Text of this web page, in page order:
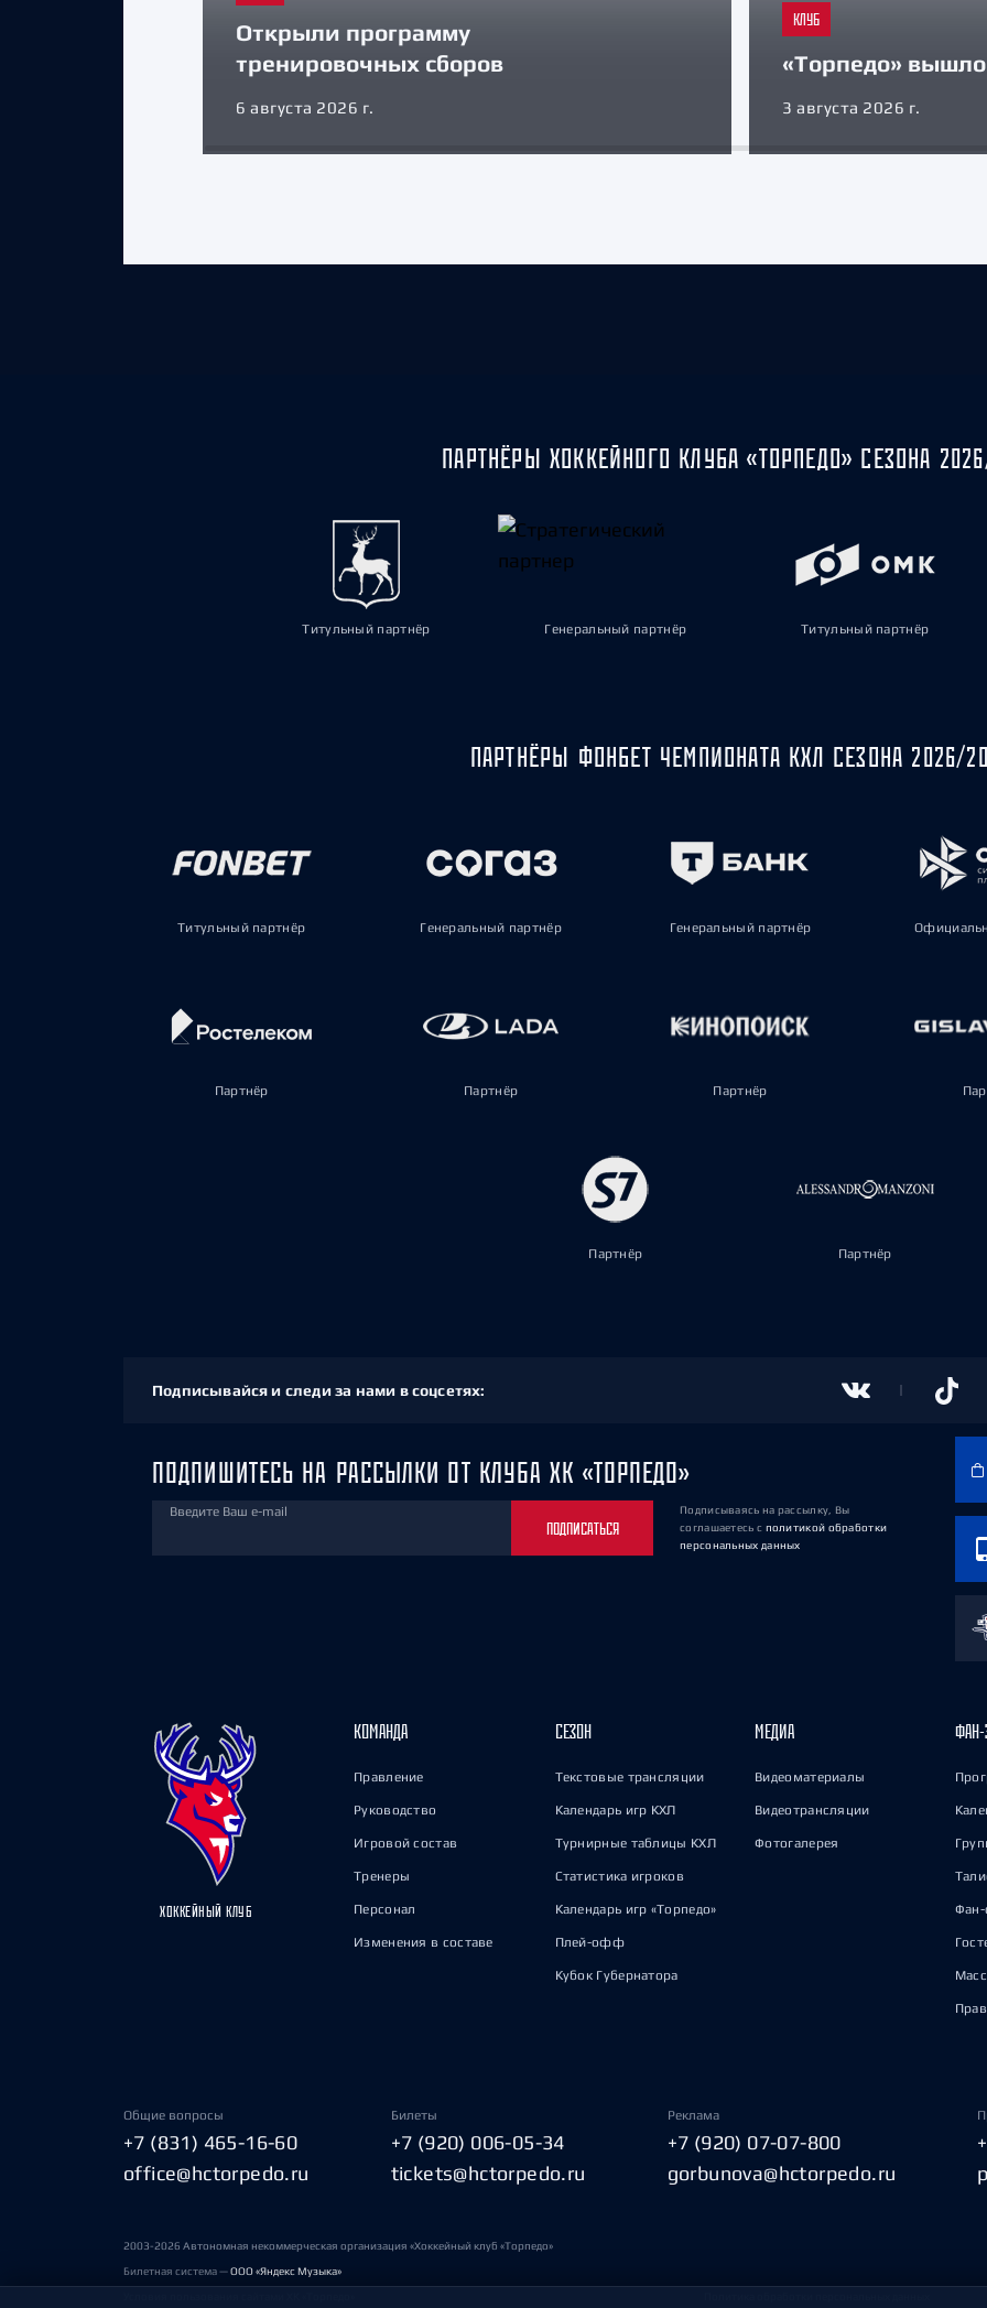
Открыли программу
тренировочных сборов
6 августа 2026 г.
КЛУБ
«Торпедо» вышло
3 августа 2026 г.
ПАРТНЁРЫ ХОККЕЙНОГО КЛУБА «ТОРПЕДО» СЕЗОНА
Титульный партнёр Генеральный партнёр Титульный партнёр
ПАРТНЁРЫ ФОНБЕТ ЧЕМПИОНАТА КХЛ СЕЗОНА 2026/
Титульный партнёр Генеральный партнёр Генеральный партнёр
Партнёр Партнёр Партнёр
Партнёр Партнёр
Подписывайся и следи за нами в соцсетях:
ПОДПИШИТЕСЬ НА РАССЫЛКИ ОТ КЛУБА ХК «ТОРПЕДО»
Введите Ваш e-mail
ПОДПИСАТЬСЯ
Подписываясь на рассылку, Вы
соглашаетесь с политикой обработки
персональных данных
ХОККЕЙНЫЙ КЛУБ
КОМАНДА
Правление
Руководство
Игровой состав
Тренеры
Персонал
Изменения в составе
СЕЗОН
Текстовые трансляции
Календарь игр КХЛ
Турнирные таблицы КХЛ
Статистика игроков
Календарь игр «Торпедо»
Плей-офф
Кубок Губернатора
МЕДИА
Видеоматериалы
Видеотрансляции
Фотогалерея
ФАН-
Фан-
Общие вопросы
+7 (831) 465-16-60
office@hctorpedo.ru
Билеты
+7 (920) 006-05-34
tickets@hctorpedo.ru
Реклама
+7 (920) 07-07-800
gorbunova@hctorpedo.ru
2003-2026 Автономная некоммерческая организация «Хоккейный клуб «Торпедо»
Билетная система —ООО «Яндекс Музыка»